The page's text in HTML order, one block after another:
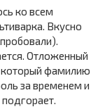
ко всем
Вкусно
Отложенный
который фамилию
за временем и